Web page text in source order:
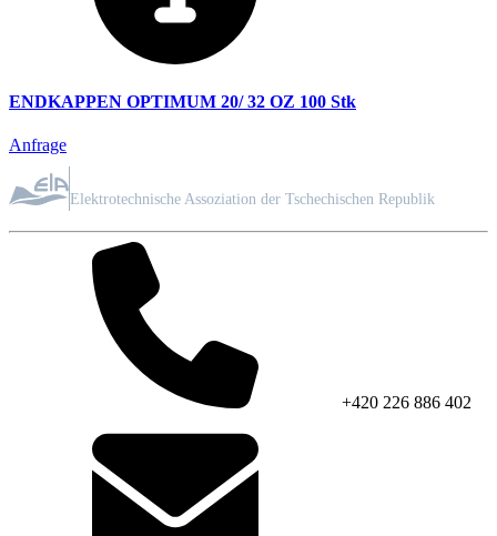
ENDKAPPEN OPTIMUM 20/ 32 OZ 100 Stk
Anfrage
Elektrotechnische Assoziation der Tschechischen Republik
+420 226 886 402